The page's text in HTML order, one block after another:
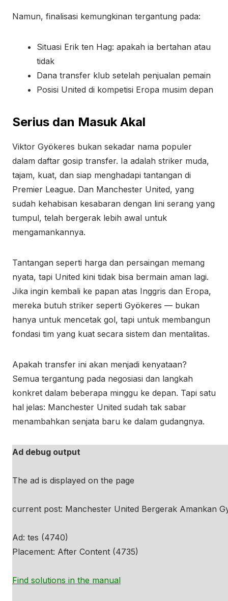
Namun, finalisasi kemungkinan tergantung pada:
Situasi Erik ten Hag: apakah ia bertahan atau
tidak
Dana transfer klub setelah penjualan pemain
Posisi United di kompetisi Eropa musim depan
Serius dan Masuk Akal
Viktor Gyökeres bukan sekadar nama populer
dalam daftar gosip transfer. Ia adalah striker muda,
tajam, kuat, dan siap menghadapi tantangan di
Premier League. Dan Manchester United, yang
sudah kehabisan kesabaran dengan lini serang yang
tumpul, telah bergerak lebih awal untuk
mengamankannya.
Tantangan seperti harga dan persaingan memang
nyata, tapi United kini tidak bisa bermain aman lagi.
Jika ingin kembali ke papan atas Inggris dan Eropa,
mereka butuh striker seperti Gyökeres — bukan
hanya untuk mencetak gol, tapi untuk membangun
fondasi tim yang kuat secara sistem dan mentalitas.
Apakah transfer ini akan menjadi kenyataan?
Semua tergantung pada negosiasi dan langkah
konkret dalam beberapa minggu ke depan. Tapi satu
hal jelas: Manchester United sudah tak sabar
menambahkan senjata baru ke dalam gudangnya.
Ad debug output
The ad is displayed on the page
current post: Manchester United Bergerak Amankan
Ad: tes (4740)
Placement: After Content (4735)
Find solutions in the manual